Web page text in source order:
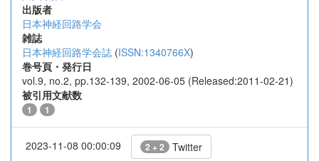
出版者
日本神経回路学会
雑誌
日本神経回路学会誌 (ISSN:1340766X)
巻号頁・発行日
vol.9, no.2, pp.132-139, 2002-06-05 (Released:2011-02-21)
被引用文献数
1 1
2023-11-08 00:00:09 2 + 2 Twitter